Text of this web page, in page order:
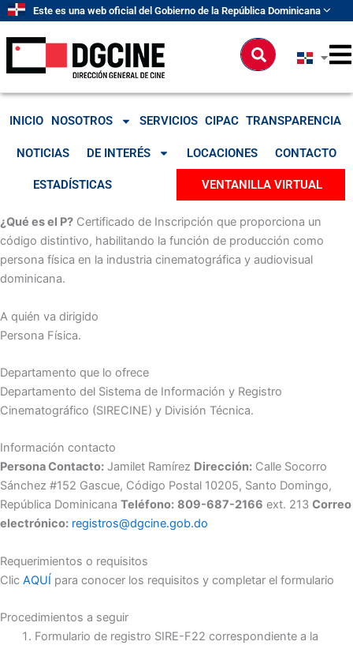
contenido
Este es una web oficial del Gobierno de la República Dominicana
Buscar
INICIO NOSOTROS SERVICIOS CIPAC TRANSPARENCIA
NOTICIAS DE INTERÉS LOCACIONES CONTACTO
ESTADÍSTICAS VENTANILLA VIRTUAL
¿Qué es el P? Certificado de Inscripción que proporciona un
código distintivo, habilitando la función de producción como
persona física en la industria cinematográfica y audiovisual
dominicana.
A quién va dirigido
Persona Física.
Departamento que lo ofrece
Departamento del Sistema de Información y Registro
Cinematográfico (SIRECINE) y División Técnica.
Información contacto
Persona Contacto: Jamilet Ramírez Dirección: Calle Socorro
Sánchez #152 Gascue, Código Postal 10205, Santo Domingo,
República Dominicana Teléfono: 809-687-2166 ext. 213 Correo
electrónico: registros@dgcine.gob.do
Requerimientos o requisitos
Clic AQUÍ para conocer los requisitos y completar el formulario
Procedimientos a seguir
Formulario de registro SIRE-F22 correspondiente a la